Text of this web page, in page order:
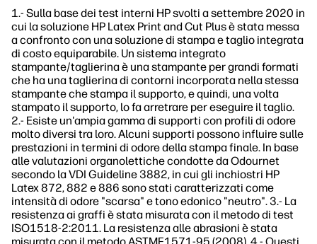
1.- Sulla base dei test interni HP svolti a settembre 2020 in
cui la soluzione HP Latex Print and Cut Plus è stata messa
a confronto con una soluzione di stampa e taglio integrata
di costo equiparabile. Un sistema integrato
stampante/taglierina è una stampante per grandi formati
che ha una taglierina di contorni incorporata nella stessa
stampante che stampa il supporto, e quindi, una volta
stampato il supporto, lo fa arretrare per eseguire il taglio.
2.- Esiste un'ampia gamma di supporti con profili di odore
molto diversi tra loro. Alcuni supporti possono influire sulle
prestazioni in termini di odore della stampa finale. In base
alle valutazioni organolettiche condotte da Odournet
secondo la VDI Guideline 3882, in cui gli inchiostri HP
Latex 872, 882 e 886 sono stati caratterizzati come
intensità di odore "scarsa" e tono edonico "neutro". 3.- La
resistenza ai graffi è stata misurata con il metodo di test
ISO1518-2:2011. La resistenza alle abrasioni è stata